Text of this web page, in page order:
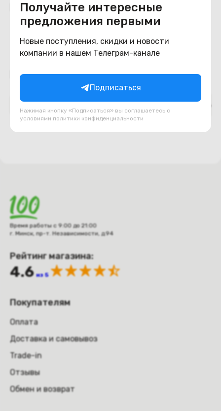
Получайте интересные
предложения первыми
Новые поступления, скидки и новости
компании в нашем Телеграм-канале
Подписаться
Нажимая кнопку «Подписаться» вы соглашаетесь с
условиями политики конфиденциальности
Похожие товары
Подборки товаров в категории
Время работы с 9:00 до 21:00
г. Минск, пр-т. Независимости, д.94
Рейтинг магазина:
4.6 из 5
Покупателям
Оплата
Доставка и самовывоз
Trade-in
Отзывы
Обмен и возврат